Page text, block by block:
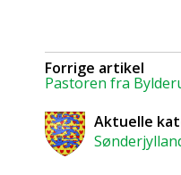
Forrige artikel
Pastoren fra
Aktuelle